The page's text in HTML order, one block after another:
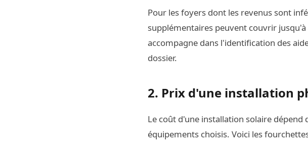
Pour les foyers dont les revenus sont
supplémentaires peuvent couvrir
accompagne dans l'identification des
dossier.
2. Prix d'une installation
Le coût d'une installation solaire
équipements choisis. Voici les